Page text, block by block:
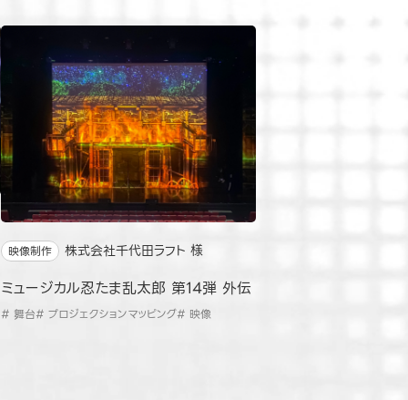
映像制作 株式会社千代田ラフト 様
ミュージカル忍たま乱太郎 第14弾 外伝
# 舞台# プロジェクションマッピング# 映像